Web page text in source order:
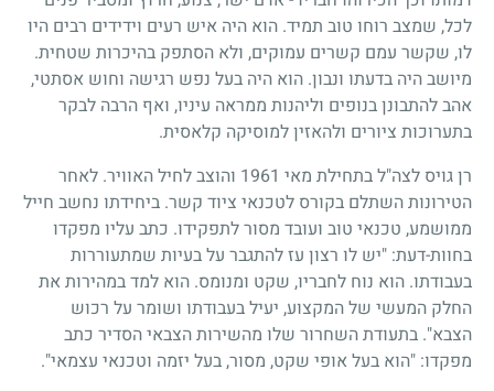
לכל, שמצב רוחו טוב תמיד. הוא היה איש רעים וידידים רבים היו
לו, שקשר עמם קשרים עמוקים, ולא הסתפק בהיכרות שטחית.
מיושב היה בדעתו ונבון. הוא היה בעל נפש רגישה וחוש אסתטי,
אהב להתבונן בנופים וליהנות ממראה עיניו, ואף הרבה לבקר
בתערוכות ציורים ולהאזין למוסיקה קלאסית.
רן גויס לצה"ל בתחילת מאי 1961 והוצב לחיל האוויר. לאחר
הטירונות השתלם בקורס לטכנאי ציוד קשר. ביחידתו נחשב חייל
ממושמע, טכנאי טוב ועובד מסור לתפקידו. כתב עליו מפקדו
בחוות-דעת: "יש לו רצון עז להתגבר על בעיות שמתעוררות
בעבודתו. הוא נוח לחבריו, שקט ומנומס. הוא למד במהירות את
החלק המעשי של המקצוע, יעיל בעבודתו ושומר על רכוש
הצבא". בתעודת השחרור שלו מהשירות הצבאי הסדיר כתב
מפקדו: "הוא בעל אופי שקט, מסור, בעל יזמה וטכנאי עצמאי".